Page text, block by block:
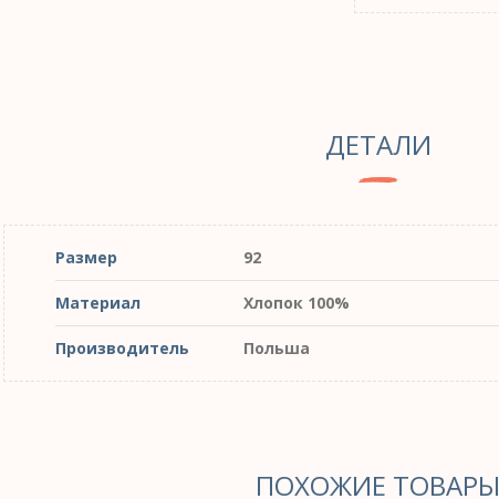
ДЕТАЛИ
Размер 92
Материал Хлопок 100%
Производитель Польша
ПОХОЖИЕ ТОВАРЫ